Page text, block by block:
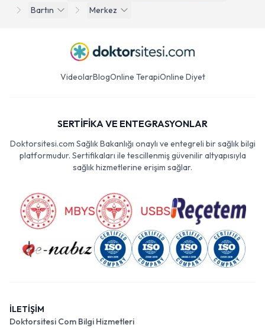
Bartın
Merkez
VideolarBlogOnline TerapiOnline Diyet
SERTİFİKA VE ENTEGRASYONLAR
Doktorsitesi.com Sağlık Bakanlığı onaylı ve entegreli bir sağlık bilgi
platformudur. Sertifikaları ile tescillenmiş güvenilir altyapısıyla
sağlık hizmetlerine erişim sağlar.
İLETİŞİM
Doktorsitesi Com Bilgi Hizmetleri